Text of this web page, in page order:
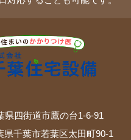
県四街道市鷹の台1-6-91
県千葉市若葉区太田町90-1